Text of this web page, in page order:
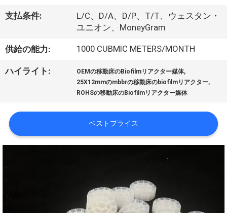
つ
て
ツ
ア
品
支払条件:
L/C、D/A、D/P、T/T、ウェスタン・
ユニオン、MoneyGram
供給の能力: 1000 CUBMIC METERS/MONTH
ハイライト: OEMの移動床のBiofilmリアクター媒体,
25X12mmのmbbrの移動床のbiofilmリアクター,
ROHSの移動床のBiofilmリアクター媒体
ベストプライス